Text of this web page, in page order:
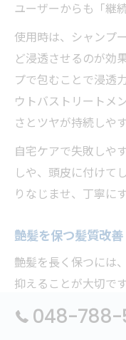
ユーザーからも「継
使用時は、シャンプ
ど浸透させるのが効
プで包むことで浸透
ウトバストリートメ
さとツヤが持続しや
自宅ケアで失敗しや
しや、頭皮に付けて
りなじませ、丁寧に
艶髪を保つ髪質改
艶髪を長く保つには
抑えることが大切で
ージは、せっかく
てしまう原因となり
048-788-